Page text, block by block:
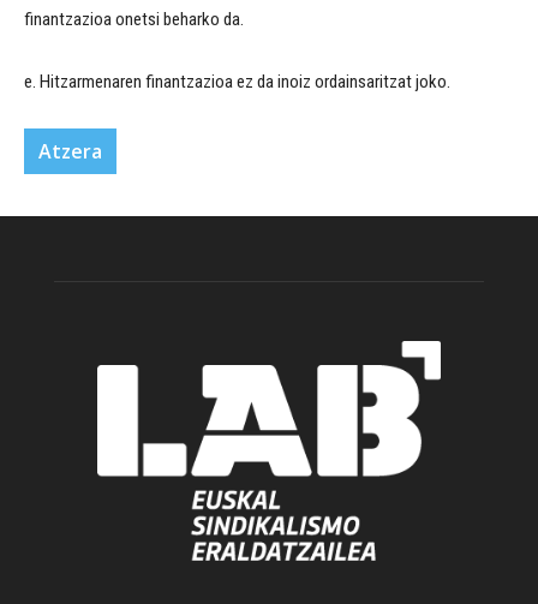
finantzazioa onetsi beharko da.
e. Hitzarmenaren finantzazioa ez da inoiz ordainsaritzat joko.
Atzera